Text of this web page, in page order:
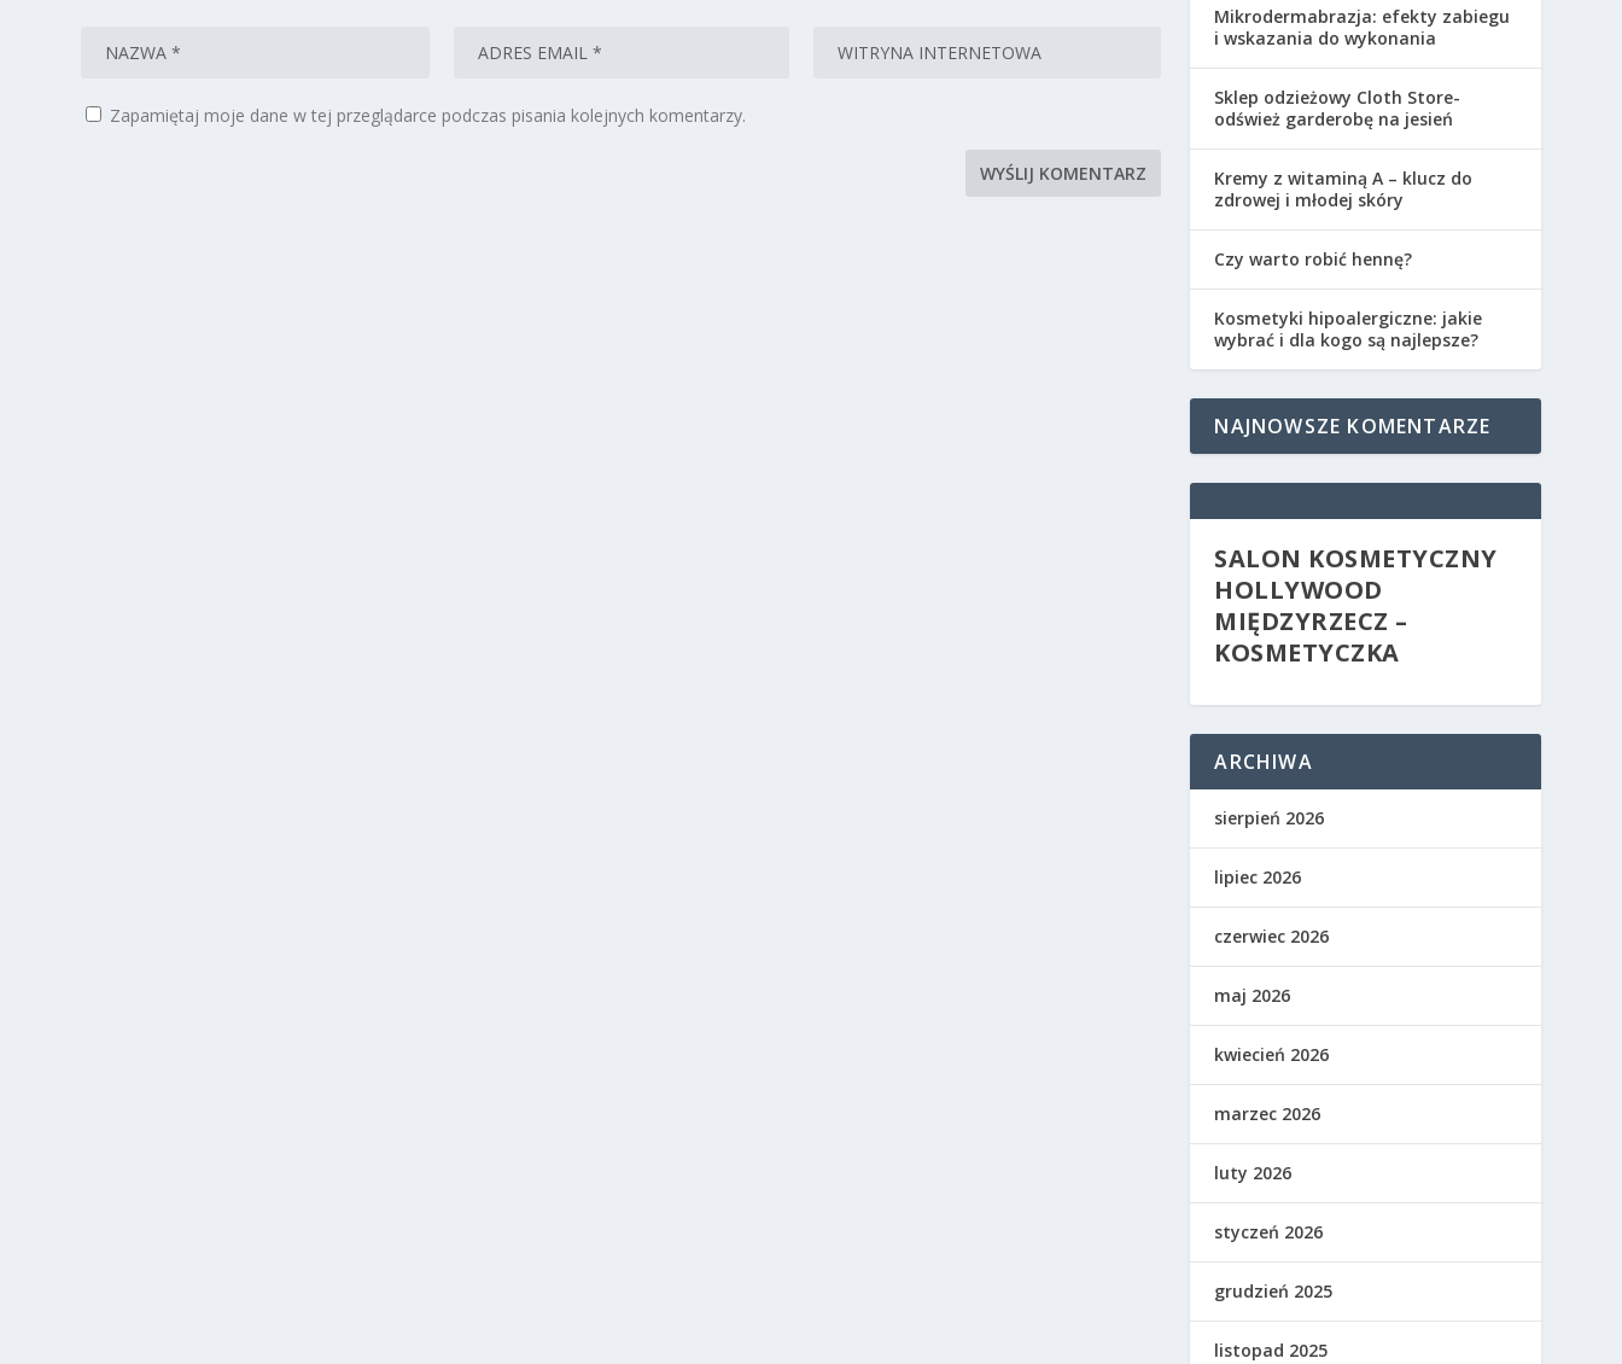
Zapamiętaj moje dane w tej przeglądarce podczas pisania kolejnych komentarzy.
Mikrodermabrazja: efekty zabiegu
i wskazania do wykonania
Sklep odzieżowy Cloth Store-
odśwież garderobę na jesień
Kremy z witaminą A – klucz do
zdrowej i młodej skóry
Czy warto robić hennę?
Kosmetyki hipoalergiczne: jakie
wybrać i dla kogo są najlepsze?
NAJNOWSZE KOMENTARZE
SALON KOSMETYCZNY
HOLLYWOOD
MIĘDZYRZECZ –
KOSMETYCZKA
ARCHIWA
sierpień 2026
lipiec 2026
czerwiec 2026
maj 2026
kwiecień 2026
marzec 2026
luty 2026
styczeń 2026
grudzień 2025
listopad 2025